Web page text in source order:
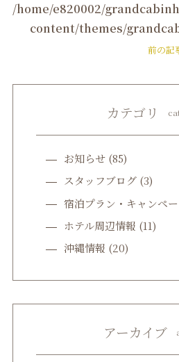
/home/e820002/
content/themes/
前の記
カテゴリ
お知らせ(85)
スタッフブログ(3)
宿泊プラン・キャンペ
ホテル周辺情報 (11)
沖縄情報 (20)
アーカイブ